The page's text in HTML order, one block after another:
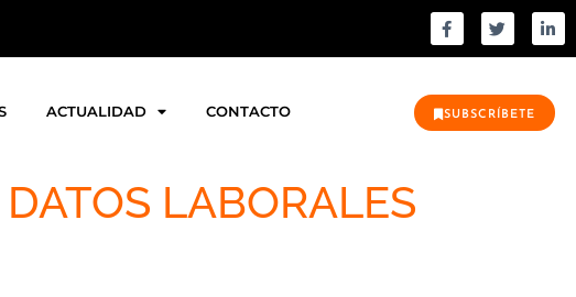
ACTUALIDAD CONTACTO SUBSCRÍBETE
LABORALES